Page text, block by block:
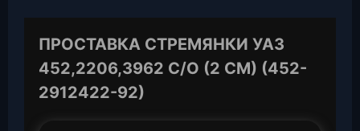
ПРОСТАВКА СТРЕМЯНКИ УАЗ
452,2206,3962 С/О (2 СМ) (452-
2912422-92)